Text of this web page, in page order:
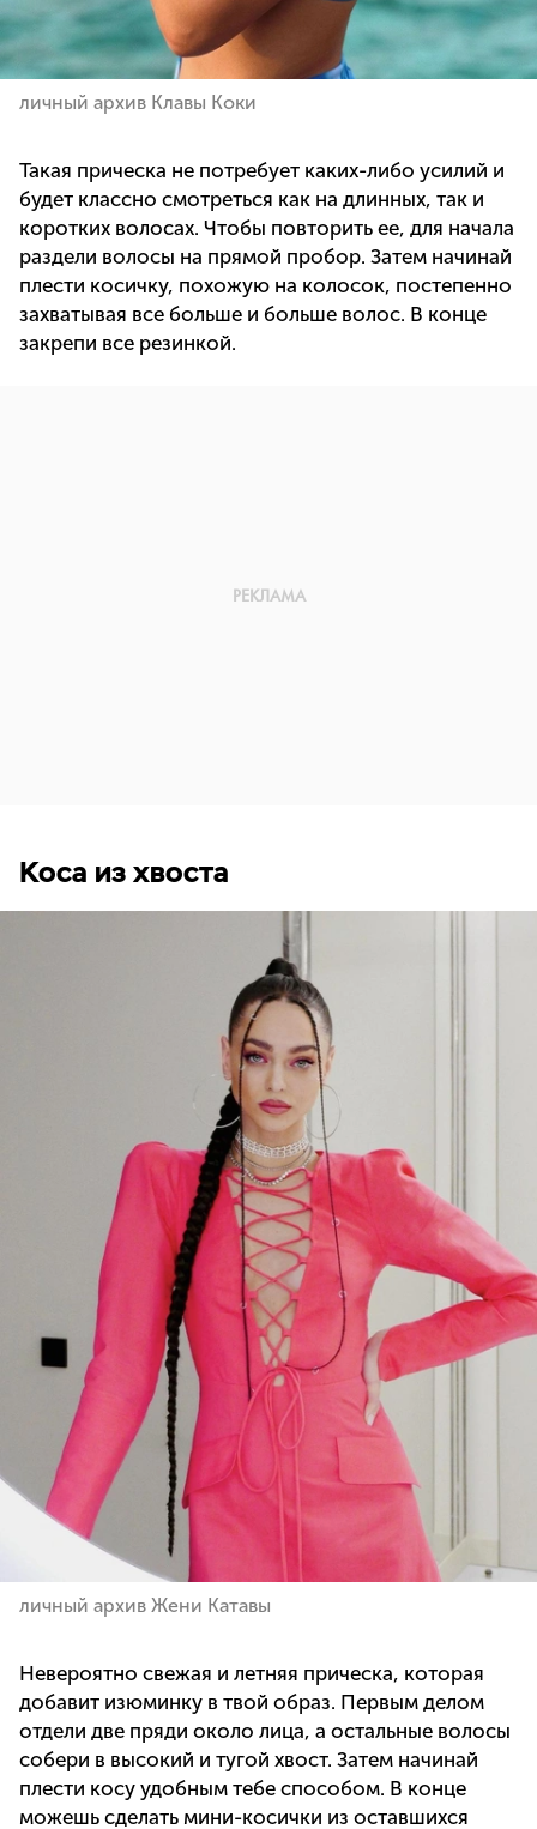
личный архив Клавы Коки
Такая прическа не потребует каких-либо усилий и
будет классно смотреться как на длинных, так и
коротких волосах. Чтобы повторить ее, для начала
раздели волосы на прямой пробор. Затем начинай
плести косичку, похожую на колосок, постепенно
захватывая все больше и больше волос. В конце
закрепи все резинкой.
Коса из хвоста
личный архив Жени Катавы
Невероятно свежая и летняя прическа, которая
добавит изюминку в твой образ. Первым делом
отдели две пряди около лица, а остальные волосы
собери в высокий и тугой хвост. Затем начинай
плести косу удобным тебе способом. В конце
можешь сделать мини-косички из оставшихся